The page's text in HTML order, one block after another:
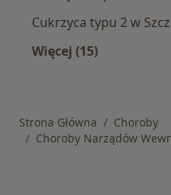
Cukrzyca typu 2 w
Więcej (15)
Strona Główna
Choroby
Choroby Narządów